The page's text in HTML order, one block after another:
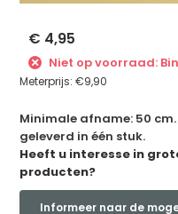
€ 4,95
Niet op voorraad:
Meterprijs:€9,90
Minimale afname: 50
geleverd in één stuk.
Heeft u interesse in
producten?
Informeer naar de